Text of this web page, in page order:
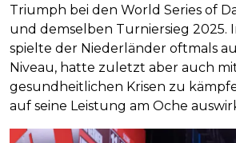
Triumph bei den World Series of
und demselben Turniersieg 2025.
spielte der Niederländer oftmals
Niveau, hatte zuletzt aber auch
gesundheitlichen Krisen zu
auf seine Leistung am Oche